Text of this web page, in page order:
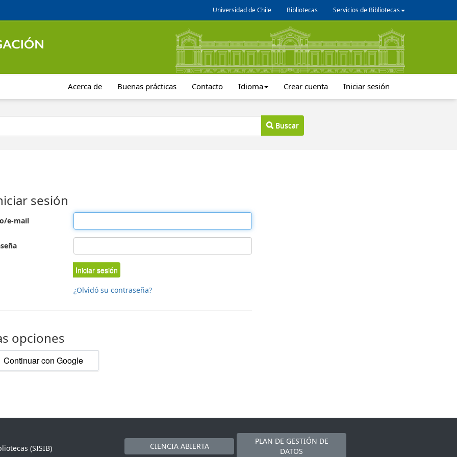
Universidad de Chile Bibliotecas Servicios de Bibliotecas
Acerca de Buenas prácticas Contacto Idioma Crear cuenta Iniciar sesión
Buscar
sesión
e-mail
Iniciar sesión
¿Olvidó su contraseña?
opciones
Continuar con Google
(SISIB)
CIENCIA ABIERTA
PLAN DE GESTIÓN DE
DATOS